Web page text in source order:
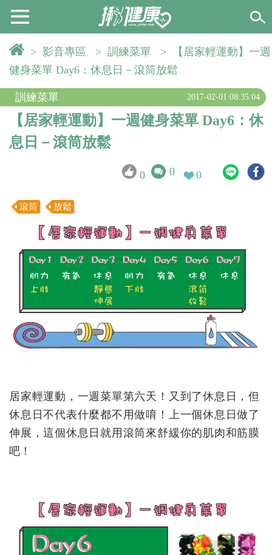
> 影音專區 > 訓練菜單 >
【居家輕運動】一週
健身菜單 Day6：休息日－滾筒放鬆
訓練菜單 2017-02-01 08:35:04
【居家輕運動】一週健身菜單 Day6：休
息日－滾筒放鬆
0 0 0
滾筒 放鬆
居家輕運動，一週菜單第六天！又到了休息日，但
休息日不代表什麼都不用做唷！上一個休息日做了
伸展，這個休息日就用滾筒來舒緩你的肌肉和筋膜
吧！